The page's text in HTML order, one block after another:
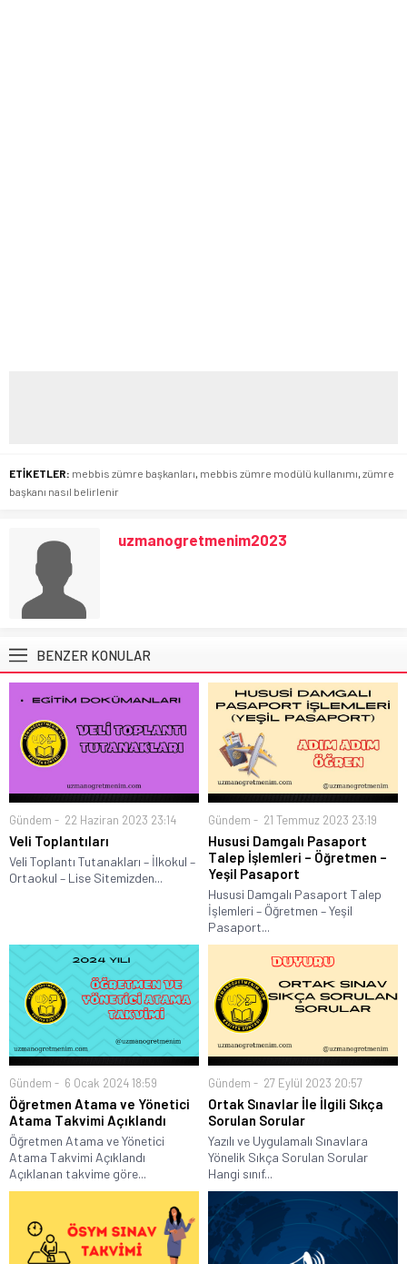
ETİKETLER: mebbis zümre başkanları mebbis zümre modülü kullanımı zümre
başkanı nasıl belirlenir
uzmanogretmenim2023
BENZER KONULAR
Gündem 22 Haziran 2023 23:14
Veli Toplantıları
Veli Toplantı Tutanakları – İlkokul –
Ortaokul – Lise Sitemizden...
Gündem 21 Temmuz 2023 23:19
Hususi Damgalı Pasaport
Talep İşlemleri – Öğretmen –
Yeşil Pasaport
Hususi Damgalı Pasaport Talep
İşlemleri – Öğretmen – Yeşil
Pasaport...
Gündem 6 Ocak 2024 18:59
Öğretmen Atama ve Yönetici
Atama Takvimi Açıklandı
Öğretmen Atama ve Yönetici
Atama Takvimi Açıklandı
Açıklanan takvime göre...
Gündem 27 Eylül 2023 20:57
Ortak Sınavlar İle İlgili Sıkça
Sorulan Sorular
Yazılı ve Uygulamalı Sınavlara
Yönelik Sıkça Sorulan Sorular
Hangi sınıf...